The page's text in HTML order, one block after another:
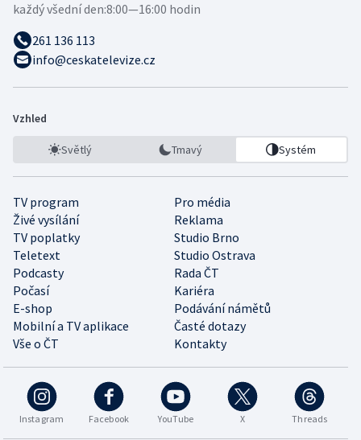
každý všední den:8:00—16:00 hodin
261 136 113
info@ceskatelevize.cz
Vzhled
Světlý Tmavý Systém
TV program
Pro média
Živé vysílání
Reklama
TV poplatky
Studio Brno
Teletext
Studio Ostrava
Podcasty
Rada ČT
Počasí
Kariéra
E-shop
Podávání námětů
Mobilní a TV aplikace
Časté dotazy
Vše o ČT
Kontakty
Instagram Facebook YouTube X Threads